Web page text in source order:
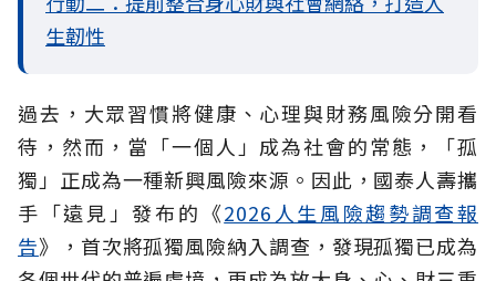
生韌性
過去，大眾習慣將健康、心理與財務風險分開看
待，然而，當「一個人」成為社會的常態，「孤
獨」正成為一種新興風險來源。因此，國泰人壽攜
手「遠見」發布的《2026人生風險趨勢調查報
告》，首次將孤獨風險納入調查，發現孤獨已成為